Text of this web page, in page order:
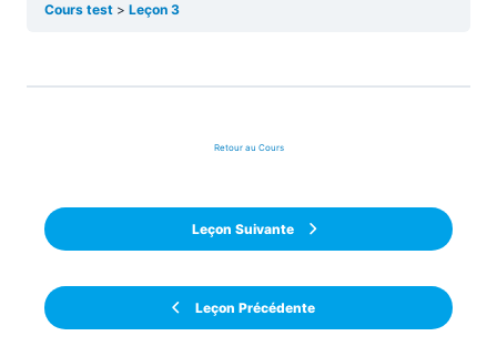
Cours test Leçon 3
Leçon Précédente
Retour au Cours
Leçon Suivante